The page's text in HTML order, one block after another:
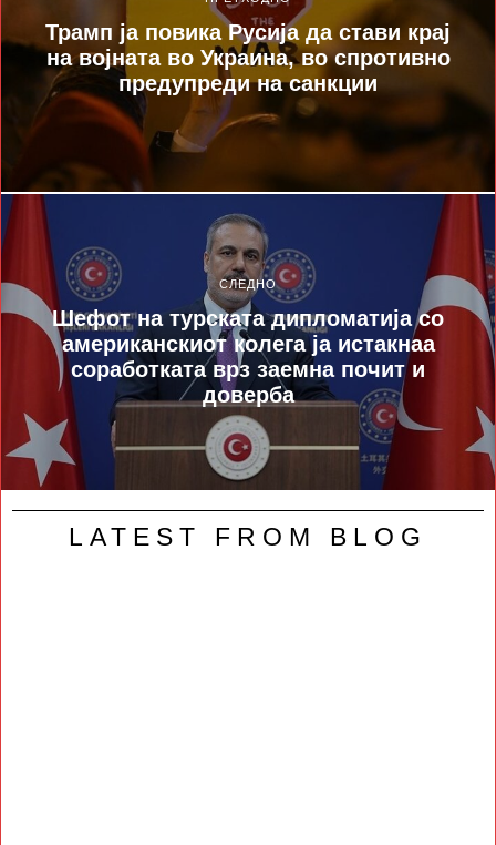
Трамп ја повика Русија да стави крај
на војната во Украина, во спротивно
предупреди на санкции
СЛЕДНО
Шефот на турската дипломатија со
американскиот колега ја истакнаа
соработката врз заемна почит и
доверба
LATEST FROM BLOG